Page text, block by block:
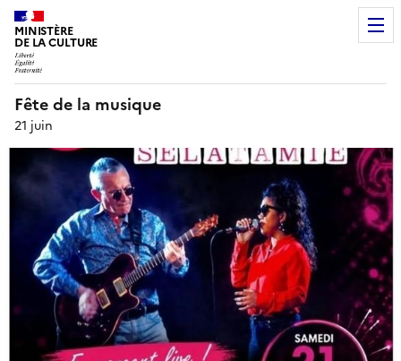
MINISTÈRE
DE LA CULTURE
Fête de la musique
21 juin